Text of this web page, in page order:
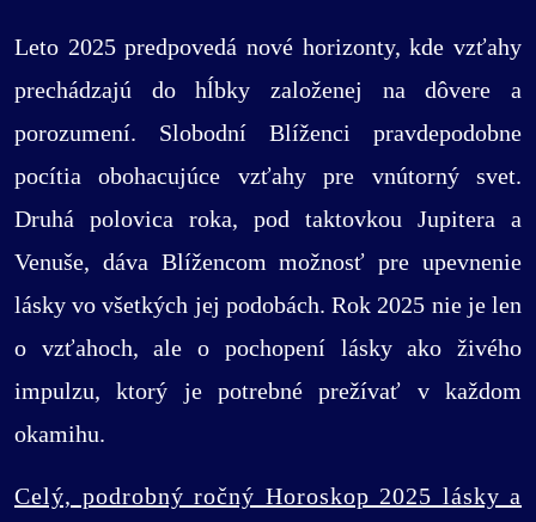
Leto 2025 predpovedá nové horizonty, kde vzťahy
prechádzajú do hĺbky založenej na dôvere a
porozumení. Slobodní Blíženci pravdepodobne
pocítia obohacujúce vzťahy pre vnútorný svet.
Druhá polovica roka, pod taktovkou Jupitera a
Venuše, dáva Blížencom možnosť pre upevnenie
lásky vo všetkých jej podobách. Rok 2025 nie je len
o vzťahoch, ale o pochopení lásky ako živého
impulzu, ktorý je potrebné prežívať v každom
okamihu.
Celý, podrobný ročný Horoskop 2025 lásky a